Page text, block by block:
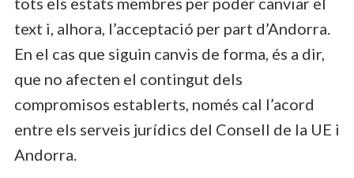
text i, alhora, l’acceptació per part d’Andorra.
En el cas que siguin canvis de forma, és a dir,
que no afecten el contingut dels
compromisos establerts, només cal l’acord
entre els serveis jurídics del Consell de la UE i
Andorra.